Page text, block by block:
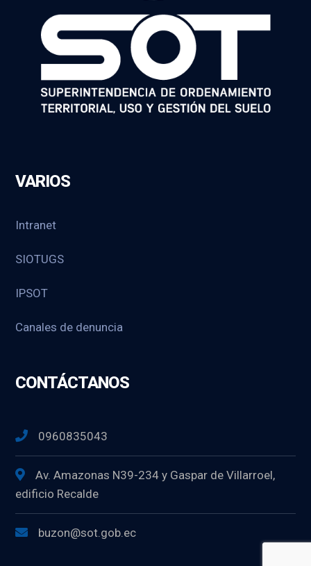
VARIOS
Intranet
SIOTUGS
IPSOT
Canales de denuncia
CONTÁCTANOS
0960835043
Av. Amazonas N39-234 y Gaspar de Villarroel,
edificio Recalde
buzon@sot.gob.ec